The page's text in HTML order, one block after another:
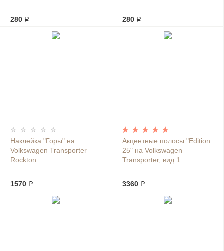
280 ₽ 280 ₽
Наклейка "Горы" на
Volkswagen Transporter
Rockton
1570 ₽
Акцентные полосы "Edition
25" на Volkswagen
Transporter, вид 1
3360 ₽